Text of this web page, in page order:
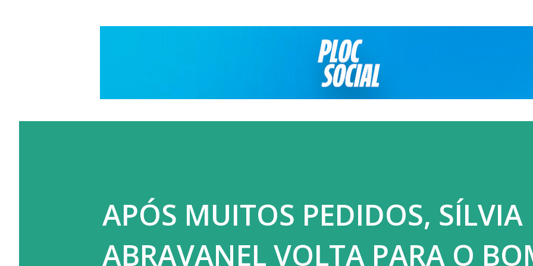
APÓS MUITOS PEDIDOS, SÍLVIA
ABRAVANEL VOLTA PARA O